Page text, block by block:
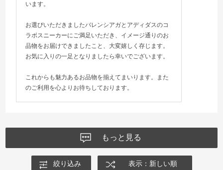
います。
お選びいただきましたバレンシアガとアディダスのコ
ラボスニーカーにご満足いただき、イメージ通りのお
品物をお届けできましたこと、大変嬉しく存じます。
お気に入りの一足となりましたら幸いでございます。
これからも魅力あるお品物を揃えてまいります。また
のご利用を心よりお待ちしております。
もっと見る
絞り込み 表示：新しい順